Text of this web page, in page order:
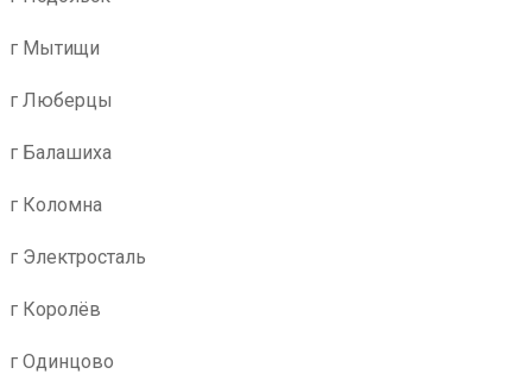
г Мытищи
г Люберцы
г Балашиха
г Коломна
г Электросталь
г Королёв
г Одинцово